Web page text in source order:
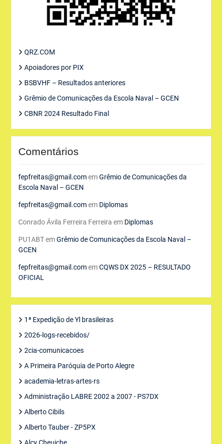
QRZ.COM
Apoiadores por PIX
BSBVHF – Resultados anteriores
Grêmio de Comunicações da Escola Naval – GCEN
CBNR 2024 Resultado Final
Comentários
fepfreitas@gmail.comemGrêmio de Comunicações da
Escola Naval – GCEN
fepfreitas@gmail.comem Diplomas
Conrado Ávila Ferreira Ferreira em Diplomas
PU1ABTemGrêmio de Comunicações da Escola Naval –
GCEN
fepfreitas@gmail.comemCQWS DX 2025 – RESULTADO
OFICIAL
1ª Expedição de Yl brasileiras
2026-logs-recebidos/
2cia-comunicacoes
A Primeira Paróquia de Porto Alegre
academia-letras-artes-rs
Administração LABRE 2002 a 2007 - PS7DX
Alberto Cibils
Alberto Tauber - ZP5PX